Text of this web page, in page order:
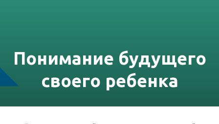
Понимание будущего
своего ребенка